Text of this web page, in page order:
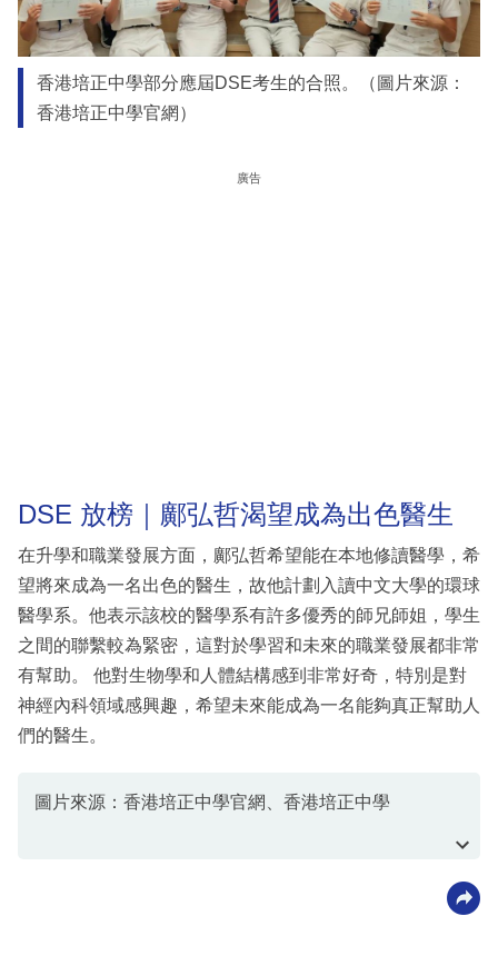
香港培正中學部分應屆DSE考生的合照。（圖片來源：
香港培正中學官網）
廣告
DSE 放榜｜鄺弘哲渴望成為出色醫生
在升學和職業發展方面，鄺弘哲希望能在本地修讀醫學，希
望將來成為一名出色的醫生，故他計劃入讀中文大學的環球
醫學系。他表示該校的醫學系有許多優秀的師兄師姐，學生
之間的聯繫較為緊密，這對於學習和未來的職業發展都非常
有幫助。 他對生物學和人體結構感到非常好奇，特別是對
神經內科領域感興趣，希望未來能成為一名能夠真正幫助人
們的醫生。
圖片來源：香港培正中學官網、香港培正中學